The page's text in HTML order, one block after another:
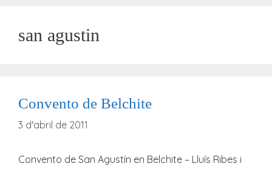
san agustin
Convento de Belchite
3 d'abril de 2011
Convento de San Agustín en Belchite – Lluís Ribes i